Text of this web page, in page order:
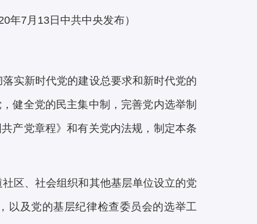
年7月13日中共中央发布）
实新时代党的建设总要求和新时代党的
健全党的民主集中制，完善党内选举制
产党章程》和有关党内法规，制定本条
区、社会组织和其他基层单位设立的党
以及党的基层纪律检查委员会的选举工